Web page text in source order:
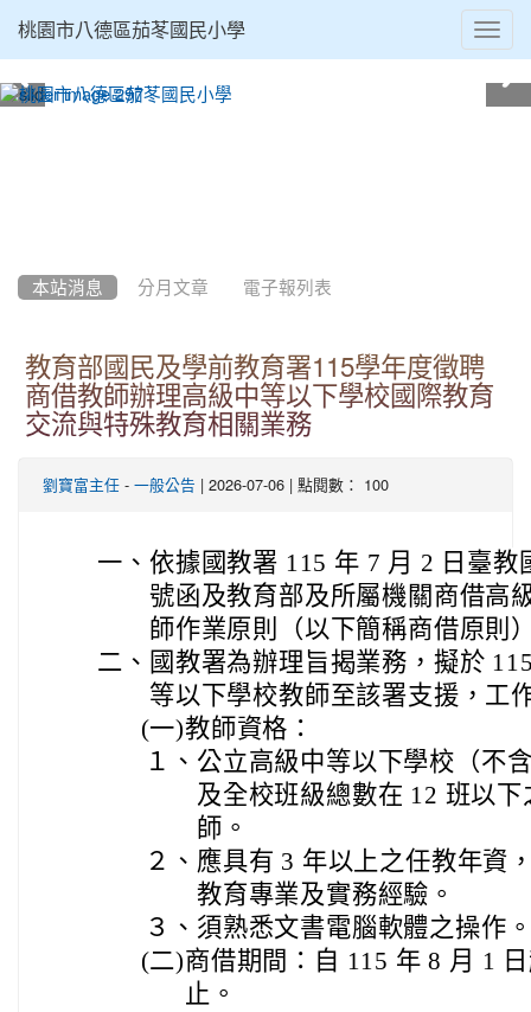
桃園市八德區茄苳國民小學
本站消息 分月文章 電子報列表
教育部國民及學前教育署115學年度徵聘
商借教師辦理高級中等以下學校國際教育
交流與特殊教育相關業務
劉寶富主任 - 一般公告 | 2026-07-06 | 點閱數： 100
一、 依據國教署 115 年 7 月 2 日臺教
號函及教育部及所屬機關商借高
師作業原則（以下簡稱商借原則
二、 國教署為辦理旨揭業務，擬於
等以下學校教師至該署支援，工
(一)教師資格：
１、 公立高級中等以下學校（不
及全校班級總數在 12 班以
師。
２、 應具有 3 年以上之任教年資
教育專業及實務經驗。
３、 須熟悉文書電腦軟體之操作
(二)商借期間：自 115 年 8 月 1
止。